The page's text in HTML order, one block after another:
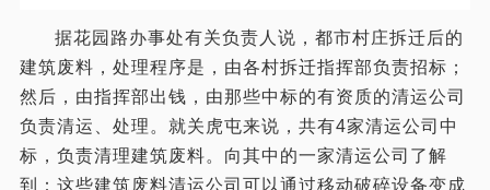
据花园路办事处有关负责人说，都市村庄拆迁后的
建筑废料，处理程序是，由各村拆迁指挥部负责招标；
然后，由指挥部出钱，由那些中标的有资质的清运公司
负责清运、处理。就关虎屯来说，共有4家清运公司中
标，负责清理建筑废料。向其中的一家清运公司了解
到：这些建筑废料清运公司可以通过移动破碎设备变成